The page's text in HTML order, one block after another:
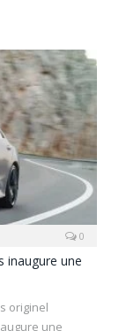
0
inaugure une
originel
une